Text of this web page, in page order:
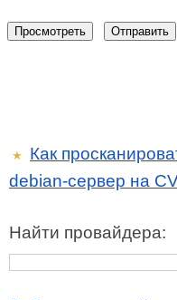
★
Как
debian-сервер на
Найти провайдера: